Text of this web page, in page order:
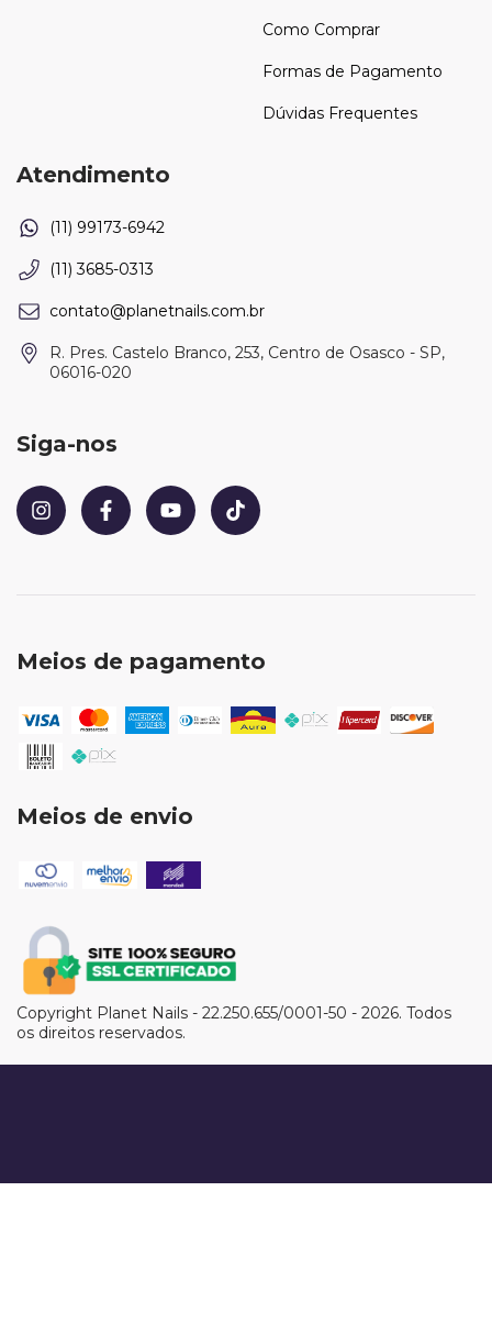
Como Comprar
Formas de Pagamento
Dúvidas Frequentes
Atendimento
(11) 3685-0313
contato@planetnails.com.br
R. Pres. Castelo Branco, 253, Centro de Osasco - SP,
06016-020
Siga-nos
Meios de pagamento
Meios de envio
Copyright Planet Nails - 22.250.655/0001-50 - 2026. Todos
os direitos reservados.